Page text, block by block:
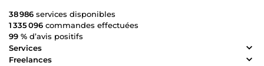
38 986 services disponibles
1 335 096 commandes effectuées
99 % d’avis positifs
Services
Freelances